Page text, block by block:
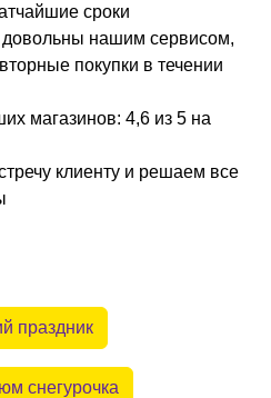
сроки
довольны нашим сервисом,
покупки в течении
магазинов: 4,6 из 5 на
клиенту и решаем все
праздник
снегурочка